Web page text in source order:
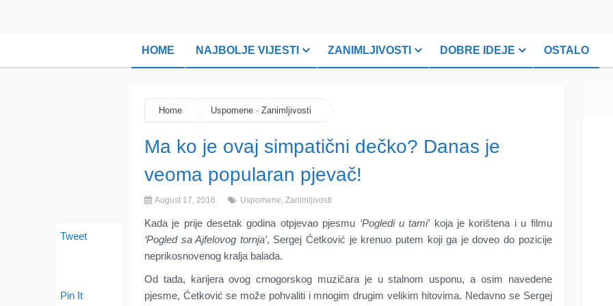
HOME NAJBOLJE VIJESTI ZANIMLJIVOSTI DOBRE IDEJE OSTALO
Home Uspomene · Zanimljivosti
Ma ko je ovaj simpatični dečko? Danas je
veoma popularan pjevač!
August 17, 2016 Uspomene, Zanimljivosti
Kada je prije desetak godina otpjevao pjesmu ‘Pogledi u tami’koja je korištena i u filmu
‘Pogled sa Ajfelovog tornja’, Sergej Ćetković je krenuo putem koji ga je doveo do pozicije
neprikosnovenog kralja balada.
Od tada, karijera ovog crnogorskog muzičara je u stalnom usponu, a osim navedene
pjesme, Ćetković se može pohvaliti i mnogim drugim velikim hitovima. Nedavno se Sergej
Tweet
Pin It